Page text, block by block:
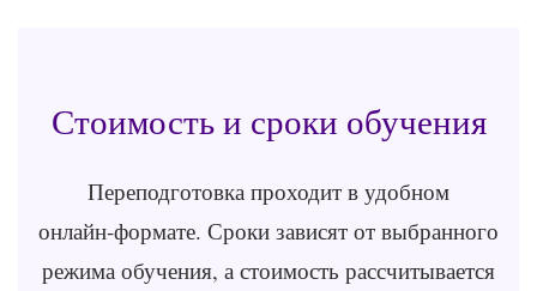
Стоимость и сроки обучения
Переподготовка проходит в удобном
онлайн‑формате. Сроки зависят от выбранного
режима обучения, а стоимость рассчитывается